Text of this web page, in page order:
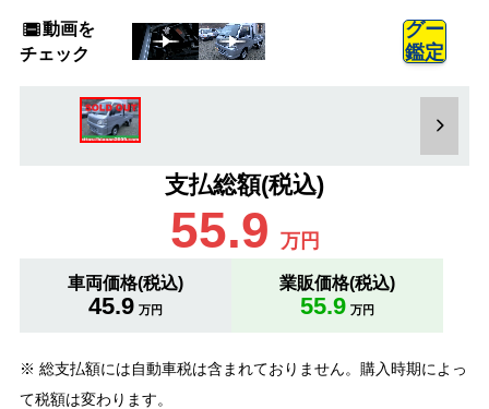
動画を
チェック
グー
鑑定
支払総額(税込)
55.9 万円
車両価格(税込)
45.9 万円
業販価格(税込)
55.9 万円
※ 総支払額には自動車税は含まれておりません。購入時期によっ
て税額は変わります。